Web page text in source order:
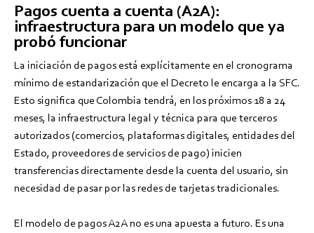
Pagos cuenta a cuenta (A2A):
infraestructura para un modelo que ya
probó funcionar
La iniciación de pagos está explícitamente en el cronograma
mínimo de estandarización que el Decreto le encarga a la SFC.
Esto significa que Colombia tendrá, en los próximos 18 a 24
meses, la infraestructura legal y técnica para que terceros
autorizados (comercios, plataformas digitales, entidades del
Estado, proveedores de servicios de pago) inicien
transferencias directamente desde la cuenta del usuario, sin
necesidad de pasar por las redes de tarjetas tradicionales.
El modelo de pagos A2A no es una apuesta a futuro. Es una